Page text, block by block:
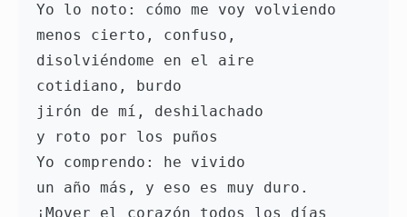
Yo lo noto: cómo me voy volviendo
menos cierto, confuso,
disolviéndome en el aire
cotidiano, burdo
jirón de mí, deshilachado
y roto por los puños
Yo comprendo: he vivido
un año más, y eso es muy duro.
¡Mover el corazón todos los días